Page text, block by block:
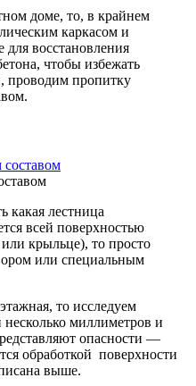
доме, то, в крайнем
каркасом и
для восстановления
чтобы избежать
проводим пропитку
какая лестница
всей поверхностью
крыльце), то просто
или специальным
то исследуем
миллиметров и
опасности —
обработкой поверхности
выше.